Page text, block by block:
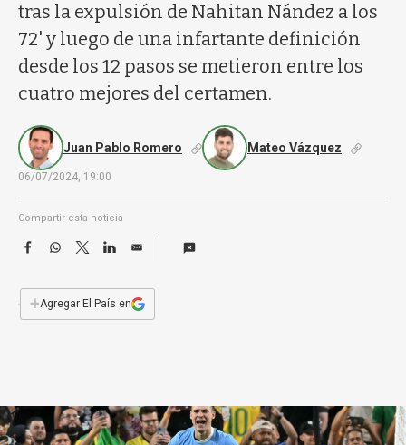
tras la expulsión de Nahitan Nández a los
72' y luego de una infartante definición
desde los 12 pasos se metieron entre los
cuatro mejores del certamen.
Juan Pablo Romero Mateo Vázquez
06/07/2024, 19:00
Compartir esta noticia
F
e
b
W
s
T
w
t
L
E
i
l
+Agregar El País en